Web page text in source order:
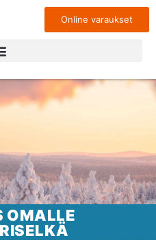
Online varaukset
OMALLE